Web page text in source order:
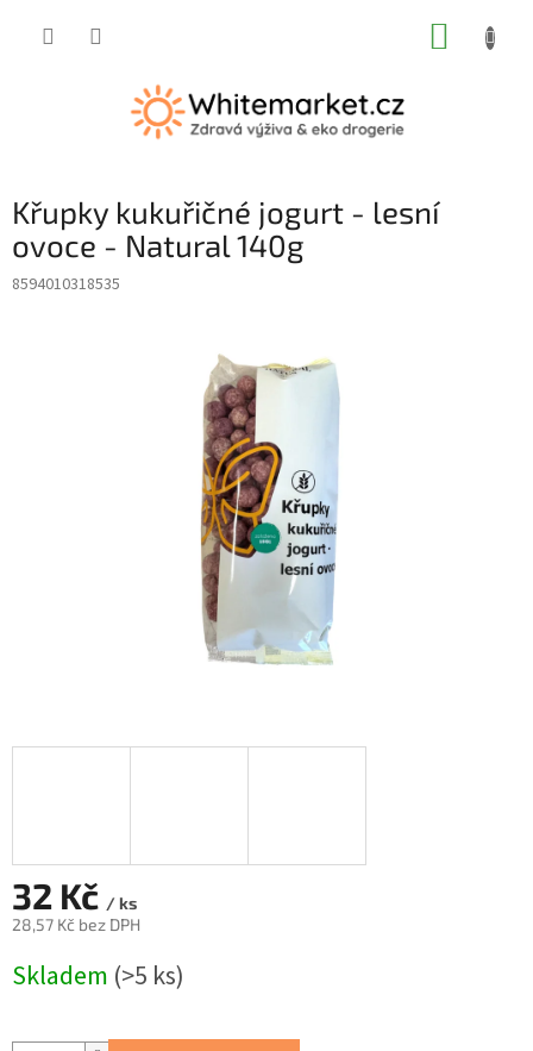
Křupky kukuřičné jogurt - lesní
ovoce - Natural 140g
8594010318535
32 Kč / ks
28,57 Kč bez DPH
cena:
Skladem (>5 ks)